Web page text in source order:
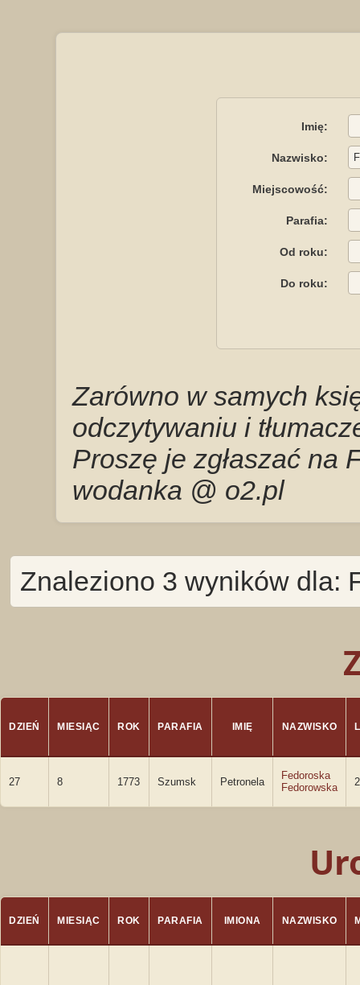
Imię:
Nazwisko:
Miejscowość:
Parafia:
Od roku:
Do roku:
Zarówno w samych
odczytywaniu i
Proszę je zgłaszać na
wodanka @ o2.pl
Znaleziono 3 wyników dla:
DZIEŃ MIESIĄC ROK PARAFIA IMIĘ NAZWISKO
27 8 1773 Szumsk Petronela
Fedoroska
Fedorowska
2
DZIEŃ MIESIĄC ROK PARAFIA IMIONA NAZWISKO